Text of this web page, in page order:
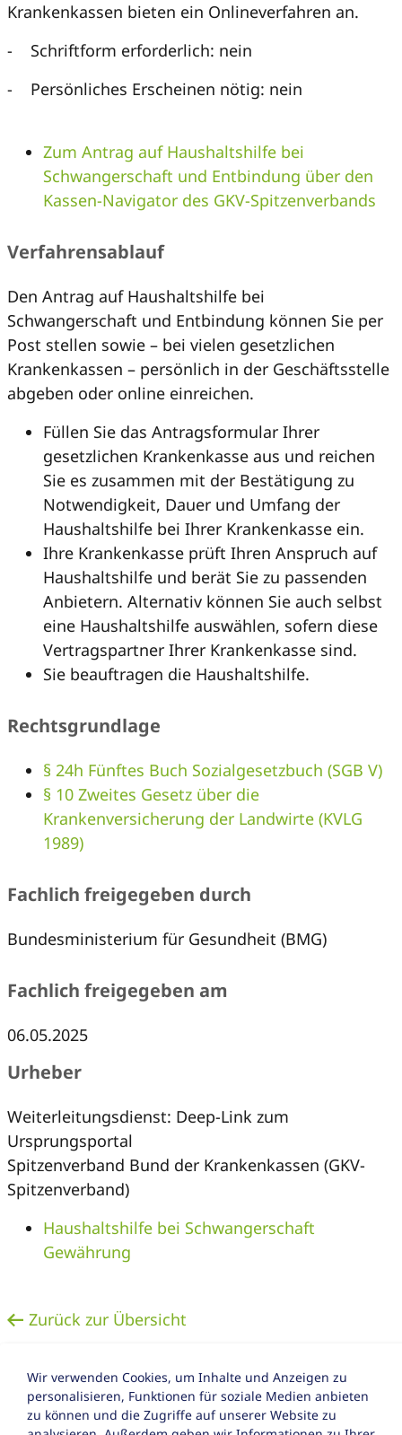
Krankenkassen bieten ein Onlineverfahren an.
- Schriftform erforderlich: nein
- Persönliches Erscheinen nötig: nein
Zum Antrag auf Haushaltshilfe bei
Schwangerschaft und Entbindung über den
Kassen-Navigator des GKV-Spitzenverbands
Verfahrensablauf
Den Antrag auf Haushaltshilfe bei
Schwangerschaft und Entbindung können Sie per
Post stellen sowie – bei vielen gesetzlichen
Krankenkassen – persönlich in der Geschäftsstelle
abgeben oder online einreichen.
Füllen Sie das Antragsformular Ihrer
gesetzlichen Krankenkasse aus und reichen
Sie es zusammen mit der Bestätigung zu
Notwendigkeit, Dauer und Umfang der
Haushaltshilfe bei Ihrer Krankenkasse ein.
Ihre Krankenkasse prüft Ihren Anspruch auf
Haushaltshilfe und berät Sie zu passenden
Anbietern. Alternativ können Sie auch selbst
eine Haushaltshilfe auswählen, sofern diese
Vertragspartner Ihrer Krankenkasse sind.
Sie beauftragen die Haushaltshilfe.
Rechtsgrundlage
§ 24h Fünftes Buch Sozialgesetzbuch (SGB V)
§ 10 Zweites Gesetz über die
Krankenversicherung der Landwirte (KVLG
1989)
Fachlich freigegeben durch
Bundesministerium für Gesundheit (BMG)
Fachlich freigegeben am
06.05.2025
Urheber
Weiterleitungsdienst: Deep-Link zum
Ursprungsportal
Spitzenverband Bund der Krankenkassen (GKV-
Spitzenverband)
Haushaltshilfe bei Schwangerschaft
Gewährung
Zurück zur Übersicht
Wir verwenden Cookies, um Inhalte und Anzeigen zu
personalisieren, Funktionen für soziale Medien anbieten
zu können und die Zugriffe auf unserer Website zu